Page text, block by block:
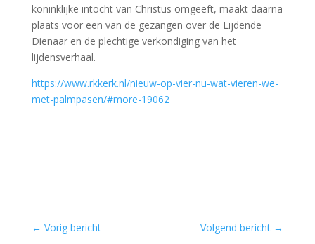
koninklijke intocht van Christus omgeeft, maakt daarna
plaats voor een van de gezangen over de Lijdende
Dienaar en de plechtige verkondiging van het
lijdensverhaal.
https://www.rkkerk.nl/nieuw-op-vier-nu-wat-vieren-we-
met-palmpasen/#more-19062
← Vorig bericht Volgend bericht →